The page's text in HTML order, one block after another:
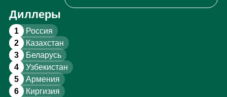
Диллеры
1 Россия
2 Казахстан
3 Беларусь
4 Узбекистан
5 Армения
6 Киргизия